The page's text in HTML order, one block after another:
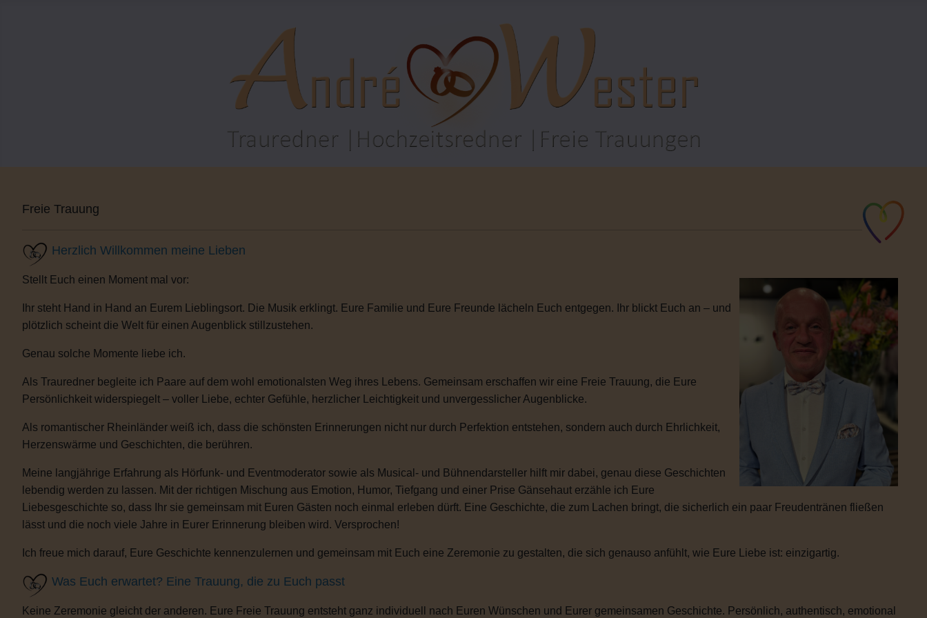
Freie Trauung
Herzlich Willkommen meine Lieben
Stellt Euch einen Moment mal vor:
Ihr steht Hand in Hand an Eurem Lieblingsort. Die Musik erklingt. Eure Familie und Eure Freunde lächeln Euch entgegen. Ihr blickt Euch an – und
plötzlich scheint die Welt für einen Augenblick stillzustehen.
Genau solche Momente liebe ich.
Als Trauredner begleite ich Paare auf dem wohl emotionalsten Weg ihres Lebens. Gemeinsam erschaffen wir eine Freie Trauung, die Eure
Persönlichkeit widerspiegelt – voller Liebe, echter Gefühle, herzlicher Leichtigkeit und unvergesslicher Augenblicke.
Als romantischer Rheinländer weiß ich, dass die schönsten Erinnerungen nicht nur durch Perfektion entstehen, sondern auch durch Ehrlichkeit,
Herzenswärme und Geschichten, die berühren.
Meine langjährige Erfahrung als Hörfunk- und Eventmoderator sowie als Musical- und Bühnendarsteller hilft mir dabei, genau diese Geschichten
lebendig werden zu lassen. Mit der richtigen Mischung aus Emotion, Humor, Tiefgang und einer Prise Gänsehaut erzähle ich Eure
Liebesgeschichte so, dass Ihr sie gemeinsam mit Euren Gästen noch einmal erleben dürft. Eine Geschichte, die zum Lachen bringt, die sicherlich ein paar Freudentränen fließen
lässt und die noch viele Jahre in Eurer Erinnerung bleiben wird. Versprochen!
Ich freue mich darauf, Eure Geschichte kennenzulernen und gemeinsam mit Euch eine Zeremonie zu gestalten, die sich genauso anfühlt, wie Eure Liebe ist: einzigartig.
Was Euch erwartet? Eine Trauung, die zu Euch passt
Keine Zeremonie gleicht der anderen. Eure Freie Trauung entsteht ganz individuell nach Euren Wünschen und Eurer gemeinsamen Geschichte. Persönlich, authentisch, emotional